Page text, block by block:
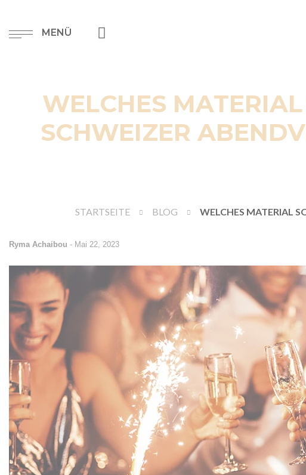
MENÜ
WELCHES
SCHWEIZER
STARTSEITE BLOG WELCHES MATERIAL
Ryma Achaibou - Mai 22, 2023